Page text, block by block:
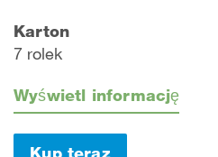
Karton
7 rolek
Wyświetl informację
Kup teraz